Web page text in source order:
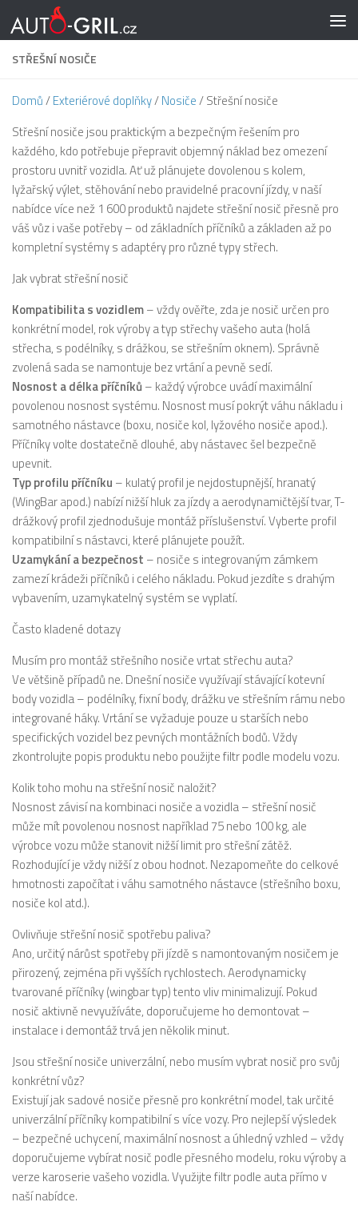
Skip to content
STŘEŠNÍ NOSIČE
Domů/Exteriérové doplňky/Nosiče/ Střešní nosiče
Střešní nosiče jsou praktickým a bezpečným řešením pro
každého, kdo potřebuje přepravit objemný náklad bez omezení
prostoru uvnitř vozidla. Ať už plánujete dovolenou s kolem,
lyžařský výlet, stěhování nebo pravidelné pracovní jízdy, v naší
nabídce více než 1 600 produktů najdete střešní nosič přesně pro
váš vůz i vaše potřeby – od základních příčníků a základen až po
kompletní systémy s adaptéry pro různé typy střech.
Jak vybrat střešní nosič
Kompatibilita s vozidlem– vždy ověřte, zda je nosič určen pro
konkrétní model, rok výroby a typ střechy vašeho auta (holá
střecha, s podélníky, s drážkou, se střešním oknem). Správně
zvolená sada se namontuje bez vrtání a pevně sedí.
Nosnost a délka příčníků– každý výrobce uvádí maximální
povolenou nosnost systému. Nosnost musí pokrýt váhu nákladu i
samotného nástavce (boxu, nosiče kol, lyžového nosiče apod.).
Příčníky volte dostatečně dlouhé, aby nástavec šel bezpečně
upevnit.
Typ profilu příčníku – kulatý profil je nejdostupnější, hranatý
(WingBar apod.) nabízí nižší hluk za jízdy a aerodynamičtější tvar, T-
drážkový profil zjednodušuje montáž příslušenství. Vyberte profil
kompatibilní s nástavci, které plánujete použít.
Uzamykání a bezpečnost – nosiče s integrovaným zámkem
zamezí krádeži příčníků i celého nákladu. Pokud jezdíte s drahým
vybavením, uzamykatelný systém se vyplatí.
Často kladené dotazy
Musím pro montáž střešního nosiče vrtat střechu auta?
Ve většině případů ne. Dnešní nosiče využívají stávající kotevní
body vozidla – podélníky, fixní body, drážku ve střešním rámu nebo
integrované háky. Vrtání se vyžaduje pouze u starších nebo
specifických vozidel bez pevných montážních bodů. Vždy
zkontrolujte popis produktu nebo použijte filtr podle modelu vozu.
Kolik toho mohu na střešní nosič naložit?
Nosnost závisí na kombinaci nosiče a vozidla – střešní nosič
může mít povolenou nosnost například 75 nebo 100 kg, ale
výrobce vozu může stanovit nižší limit pro střešní zátěž.
Rozhodující je vždy nižší z obou hodnot. Nezapomeňte do celkové
hmotnosti započítat i váhu samotného nástavce (střešního boxu,
nosiče kol atd.).
Ovlivňuje střešní nosič spotřebu paliva?
Ano, určitý nárůst spotřeby při jízdě s namontovaným nosičem je
přirozený, zejména při vyšších rychlostech. Aerodynamicky
tvarované příčníky (wingbar typ) tento vliv minimalizují. Pokud
nosič aktivně nevyužíváte, doporučujeme ho demontovat –
instalace i demontáž trvá jen několik minut.
Jsou střešní nosiče univerzální, nebo musím vybrat nosič pro svůj
konkrétní vůz?
Existují jak sadové nosiče přesně pro konkrétní model, tak určité
univerzální příčníky kompatibilní s více vozy. Pro nejlepší výsledek
– bezpečné uchycení, maximální nosnost a úhledný vzhled – vždy
doporučujeme vybírat nosič podle přesného modelu, roku výroby a
verze karoserie vašeho vozidla. Využijte filtr podle auta přímo v
naší nabídce.